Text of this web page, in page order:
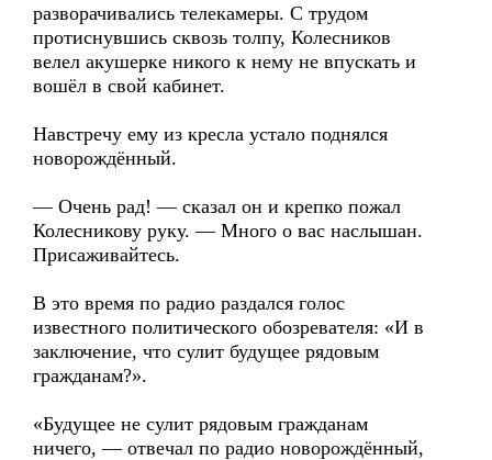
разворачивались телекамеры. С трудом
протиснувшись сквозь толпу, Колесников
велел акушерке никого к нему не впускать и
вошёл в свой кабинет.
Навстречу ему из кресла устало поднялся
новорождённый.
— Очень рад! — сказал он и крепко пожал
Колесникову руку. — Много о вас наслышан.
Присаживайтесь.
В это время по радио раздался голос
известного политического обозревателя: «И в
заключение, что сулит будущее рядовым
гражданам?».
«Будущее не сулит рядовым гражданам
ничего, — отвечал по радио новорождённый,